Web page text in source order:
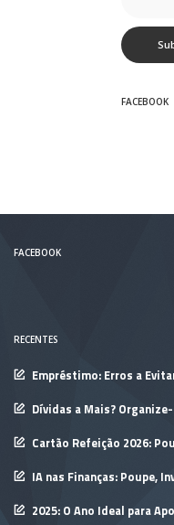
FACEBOOK
FACEBOOK
RECENTES
Empréstimo: Erros a
Dívidas a Mais?
Cartão Refeição 2026:
IA nas Finanças: Poupe,
2025: O Ano Ideal para